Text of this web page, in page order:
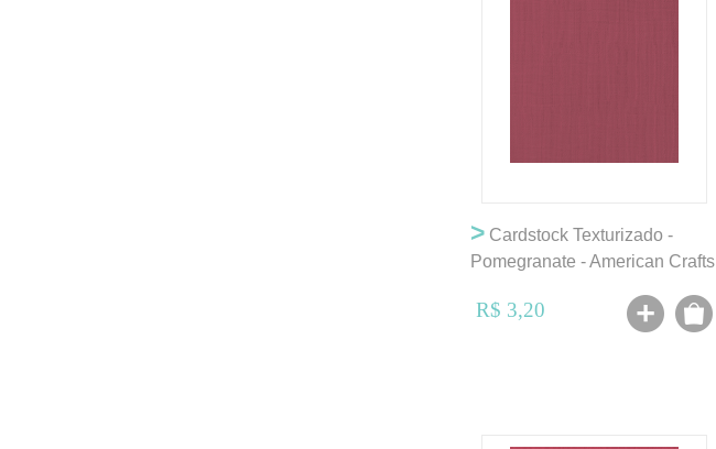
> Cardstock Texturizado -
Pomegranate - American Crafts
R$ 3,20